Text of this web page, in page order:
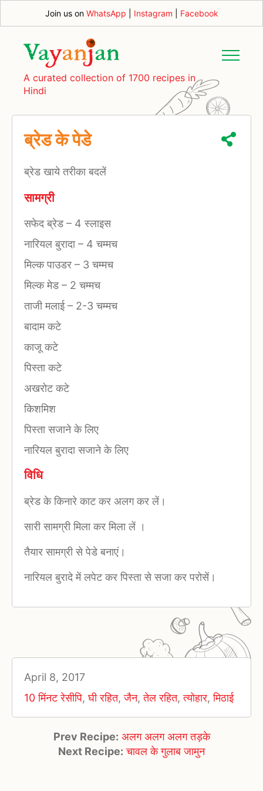
Join us on WhatsApp Instagram Facebook
A curated collection of 1700 recipes in
Hindi
ब्रेड के पेडे
ब्रेड खाये तरीका बदलें
सामग्री
सफेद ब्रेड– 4 स्लाइस
नारियल बुरादा– 4 चम्मच
मिल्क पाउडर – 3 चम्मच
मिल्क मेड– 2 चम्मच
ताजी मलाई– 2-3 चम्मच
बादाम कटे
काजू कटे
पिस्ता कटे
अखरोट कटे
किशमिश
पिस्ता सजाने के लिए
नारियल बुरादा सजाने के लिए
विधि
ब्रेड के किनारे काट कर अलग कर लें।
सारी सामग्री मिला कर मिला लें ।
तैयार सामग्री से पेडे बनाएं।
नारियल बुरादे में लपेट कर पिस्ता से सजा कर परोसें।
April 8, 2017
10 मिंनट रेसीपि,घी रहित,जैन,तेल रहित,त्योहार,मिठाई
Prev Recipe: अलग अलग अलग तड़के
Next Recipe: चावल के गुलाब जामुन